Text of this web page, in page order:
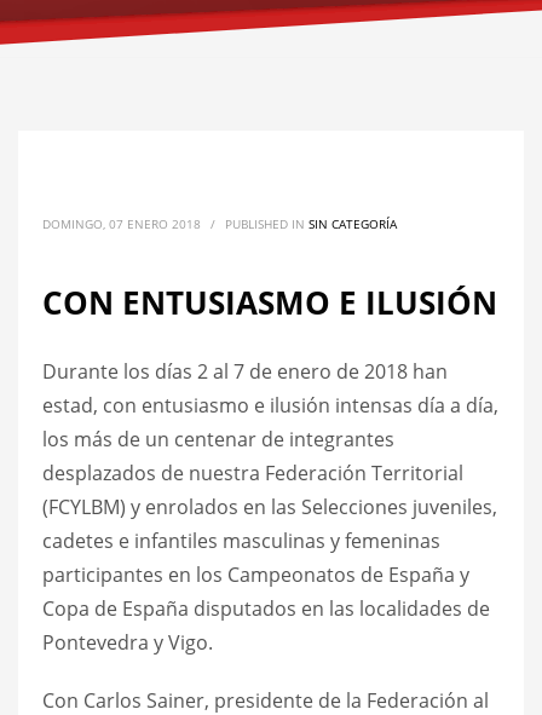
DOMINGO, 07 ENERO 2018 / PUBLISHED IN SIN CATEGORÍA
CON ENTUSIASMO E ILUSIÓN
Durante los días 2 al 7 de enero de 2018 han
estad, con entusiasmo e ilusión intensas día a día,
los más de un centenar de integrantes
desplazados de nuestra Federación Territorial
(FCYLBM) y enrolados en las Selecciones juveniles,
cadetes e infantiles masculinas y femeninas
participantes en los Campeonatos de España y
Copa de España disputados en las localidades de
Pontevedra y Vigo.
Con Carlos Sainer, presidente de la Federación al